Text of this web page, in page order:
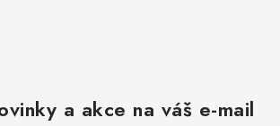
a akce na váš e-mail